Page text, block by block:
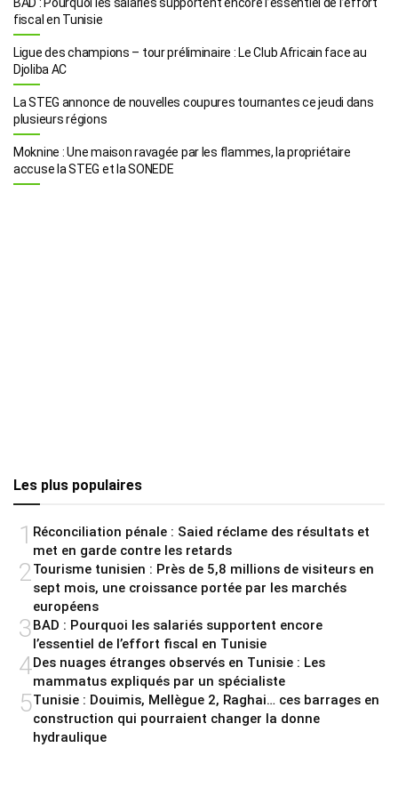
fiscal en Tunisie
Ligue des champions – tour préliminaire : Le Club Africain face au
Djoliba AC
La STEG annonce de nouvelles coupures tournantes ce jeudi dans
plusieurs régions
Moknine : Une maison ravagée par les flammes, la propriétaire
accuse la STEG et la SONEDE
Les plus populaires
1 Réconciliation pénale : Saied réclame des résultats et
met en garde contre les retards
2Tourisme tunisien : Près de 5,8 millions de visiteurs en
sept mois, une croissance portée par les marchés
européens
3BAD : Pourquoi les salariés supportent encore
l’essentiel de l’effort fiscal en Tunisie
4Des nuages étranges observés en Tunisie : Les
mammatus expliqués par un spécialiste
5Tunisie : Douimis, Mellègue 2, Raghai… ces barrages en
construction qui pourraient changer la donne
hydraulique